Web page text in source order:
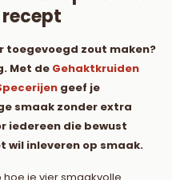
toegevoegd zout maken?
Met de Gehaktkruiden
geef je
smaak zonder extra
iedereen die bewust
wil inleveren op smaak.